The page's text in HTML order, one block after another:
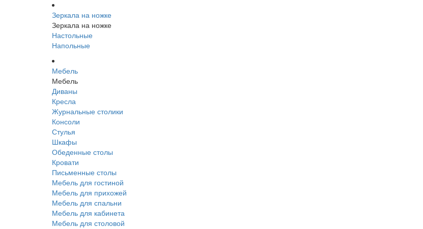
Зеркала на ножке
Зеркала на ножке
Настольные
Напольные
Мебель
Мебель
Диваны
Кресла
Журнальные столики
Консоли
Стулья
Шкафы
Обеденные столы
Кровати
Письменные столы
Мебель для гостиной
Мебель для прихожей
Мебель для спальни
Мебель для кабинета
Мебель для столовой